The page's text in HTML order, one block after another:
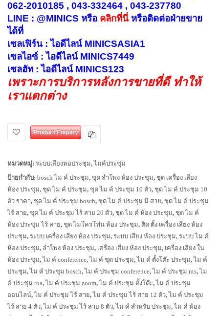
062-2010185 , 043-332464 , 043-237780
LINE : @MINICS หรือ คลิกที่นี่ หรือติดต่อฝ่ายขาย
ได้ที่
เซลเฟิร์น : ไอดีไลน์ MINICSASIA1
เซลไอซ์ : ไอดีไลน์ MINICS7449
เซลฮัท : ไอดีไลน์ MINICS123
เพราะการบริการหลังการขายที่ดี ทำให้
เราแตกต่าง
Product Enquiry
หมวดหมู่: ระบบเสียงหอประชุม,ไมค์ประชุม
ป้ายกำกับ: bosch ไม ค์ ประชุม, ชุด ลำโพง ห้อง ประชุม, ชุด เครื่อง เสียง
ห้อง ประชุม, ชุด ไม ค์ ประชุม, ชุด ไม ค์ ประชุม 10 ตัว, ชุด ไม ค์ ประชุม 10
ตัว ราคา, ชุด ไม ค์ ประชุม bosch, ชุด ไม ค์ ประชุม มี สาย, ชุด ไม ค์ ประชุม
ไร้ สาย, ชุด ไม ค์ ประชุม ไร้ สาย 20 ตัว, ชุด ไม ค์ ห้อง ประชุม, ชุด ไม ค์
ห้อง ประชุม ไร้ สาย, ชุด ไมโครโฟน ห้อง ประชุม, ติด ตั้ง เครื่อง เสียง ห้อง
ประชุม, ระบบ เครื่อง เสียง ห้อง ประชุม, ระบบ เสียง ห้อง ประชุม, ระบบ ไม ค์
ห้อง ประชุม, ลำโพง ห้อง ประชุม, เครื่อง เสียง ห้อง ประชุม, เครื่อง เสียง ใน
ห้อง ประชุม,ไม ค์ conference,ไม ค์ ชุด ประชุม,ไม ค์ ตั้งโต๊ะ ประชุม,ไม ค์
ประชุม,ไม ค์ ประชุม bosch,ไม ค์ ประชุม conference,ไม ค์ ประชุม nts,ไม
ค์ ประชุม toa,ไม ค์ ประชุม zoom,ไม ค์ ประชุม ตั้งโต๊ะ,ไม ค์ ประชุม
ออนไลน์,ไม ค์ ประชุม ไร้ สาย,ไม ค์ ประชุม ไร้ สาย 12 ตัว,ไม ค์ ประชุม
ไร้ สาย 4 ตัว,ไม ค์ ประชุม ไร้ สาย 8 ตัว,ไม ค์ สำหรับ ประชุม,ไม ค์ ห้อง